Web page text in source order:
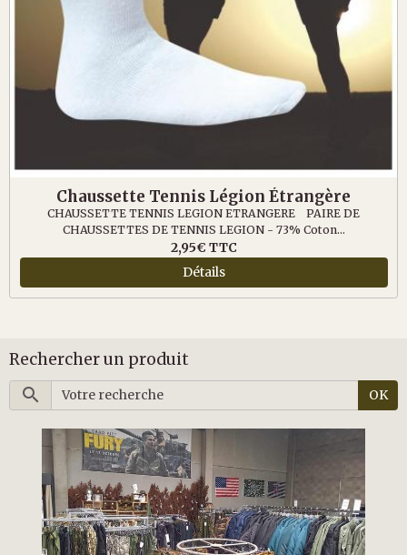
Chaussette Tennis Légion Étrangère
CHAUSSETTE TENNIS LEGION ETRANGERE PAIRE DE
CHAUSSETTES DE TENNIS LEGION - 73% Coton...
2,95€ TTC
Détails
Rechercher un produit
OK